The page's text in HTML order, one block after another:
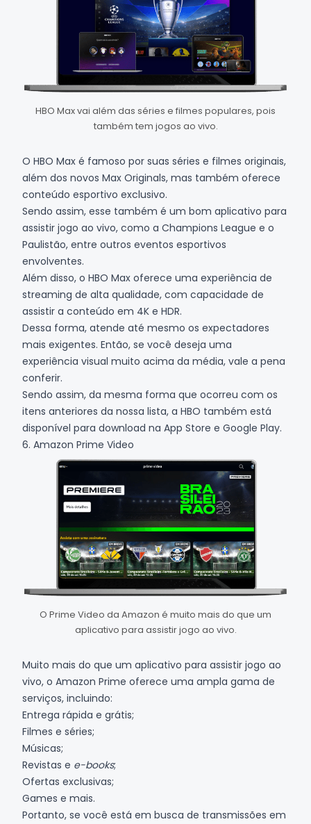
HBO Max vai além das séries e filmes populares, pois
também tem jogos ao vivo.
O HBO Max é famoso por suas séries e filmes originais,
além dos novos Max Originals, mas também oferece
conteúdo esportivo exclusivo.
Sendo assim, esse também é um bom aplicativo para
assistir jogo ao vivo, como a Champions League e o
Paulistão, entre outros eventos esportivos
envolventes.
Além disso, o HBO Max oferece uma experiência de
streaming de alta qualidade, com capacidade de
assistir a conteúdo em 4K e HDR.
Dessa forma, atende até mesmo os expectadores
mais exigentes. Então, se você deseja uma
experiência visual muito acima da média, vale a pena
conferir.
Sendo assim, da mesma forma que ocorreu com os
itens anteriores da nossa lista, a HBO também está
disponível para download na App Store e Google Play.
6. Amazon Prime Video
O Prime Video da Amazon é muito mais do que um
aplicativo para assistir jogo ao vivo.
Muito mais do que um aplicativo para assistir jogo ao
vivo, o Amazon Prime oferece uma ampla gama de
serviços, incluindo:
Entrega rápida e grátis;
Filmes e séries;
Músicas;
Revistas e e-books;
Ofertas exclusivas;
Games e mais.
Portanto, se você está em busca de transmissões em